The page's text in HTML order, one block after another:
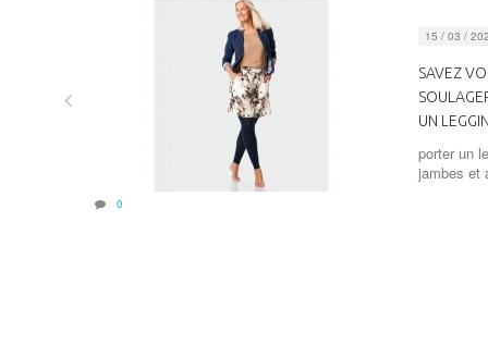
15 / 03 /
SAVEZ
UN
porter un
jambes et
0